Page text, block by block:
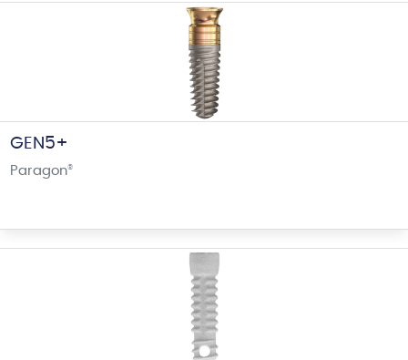
GEN5+
Paragon®